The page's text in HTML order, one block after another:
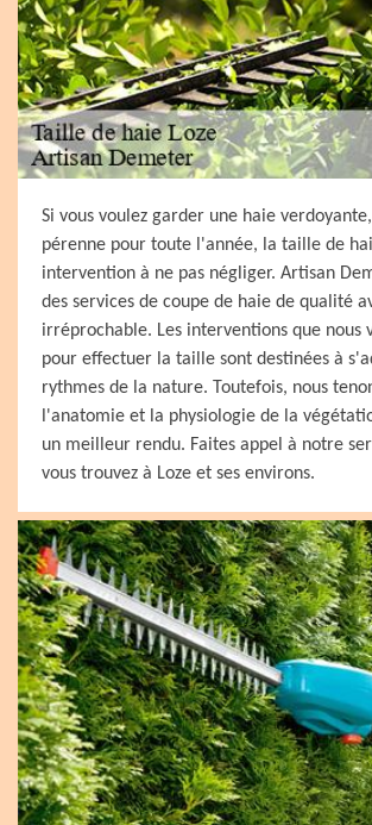
Si vous voulez garder une haie
pérenne pour toute l'année, la taille de
intervention à ne pas négliger. Artisan
des services de coupe de haie de qualité
irréprochable. Les interventions que nous
pour effectuer la taille sont destinées à
rythmes de la nature. Toutefois, nous
l'anatomie et la physiologie de la
un meilleur rendu. Faites appel à notre
vous trouvez à Loze et ses environs.